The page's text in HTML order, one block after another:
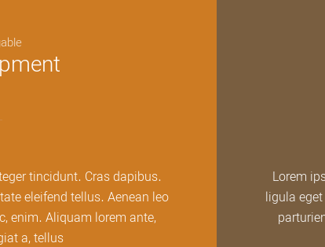
Lorem
ligula
tincidunt. Cras dapibus.
eleifend tellus. Aenean leo
enim. Aliquam lorem ante,
a, tellus.